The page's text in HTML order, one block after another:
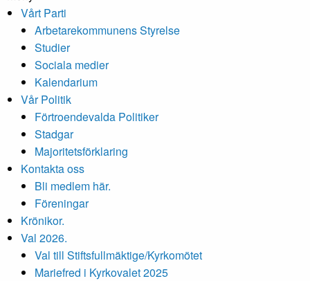
Vårt Parti
Arbetarekommunens Styrelse
Studier
Sociala medier
Kalendarium
Vår Politik
Förtroendevalda Politiker
Stadgar
Majoritetsförklaring
Kontakta oss
Bli medlem här.
Föreningar
Krönikor.
Val 2026.
Val till Stiftsfullmäktige/Kyrkomötet
Mariefred i Kyrkovalet 2025